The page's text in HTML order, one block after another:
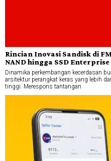
Rincian Inovasi Sandisk di
NAND hingga SSD Enterprise
Dinamika perkembangan kecerdasan
arsitektur perangkat keras yang lebih
tinggi. Merespons tantangan